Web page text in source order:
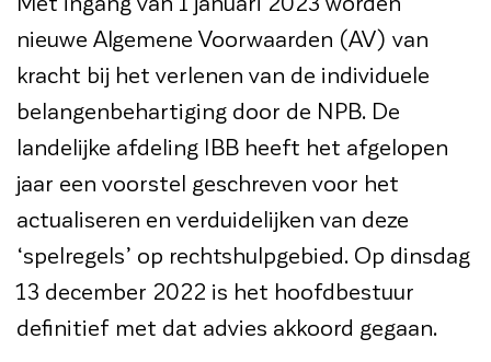
nieuwe Algemene Voorwaarden (AV) van
kracht bij het verlenen van de individuele
belangenbehartiging door de NPB. De
landelijke afdeling IBB heeft het afgelopen
jaar een voorstel geschreven voor het
actualiseren en verduidelijken van deze
‘spelregels’ op rechtshulpgebied. Op dinsdag
13 december 2022 is het hoofdbestuur
definitief met dat advies akkoord gegaan.